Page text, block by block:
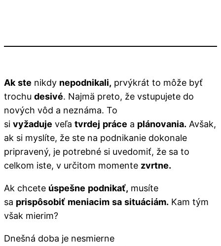
Ak ste nikdy nepodnikali, prvýkrát to môže byť
trochu desivé. Najmä preto, že vstupujete do
nových vôd a neznáma. To
si vyžaduje veľa tvrdej práce a plánovania. Avšak,
ak si myslíte, že ste na podnikanie dokonale
pripravený, je potrebné si uvedomiť, že sa to
celkom iste, v určitom momente zvrtne.
Ak chcete úspešne podnikať, musíte
sa prispôsobiť meniacim sa situáciám. Kam tým
však mierim?
Dnešná doba je nesmierne